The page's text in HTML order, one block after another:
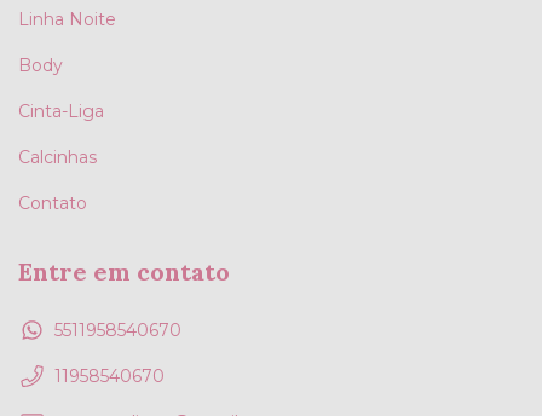
Linha Noite
Body
Cinta-Liga
Calcinhas
Contato
Entre em contato
5511958540670
11958540670